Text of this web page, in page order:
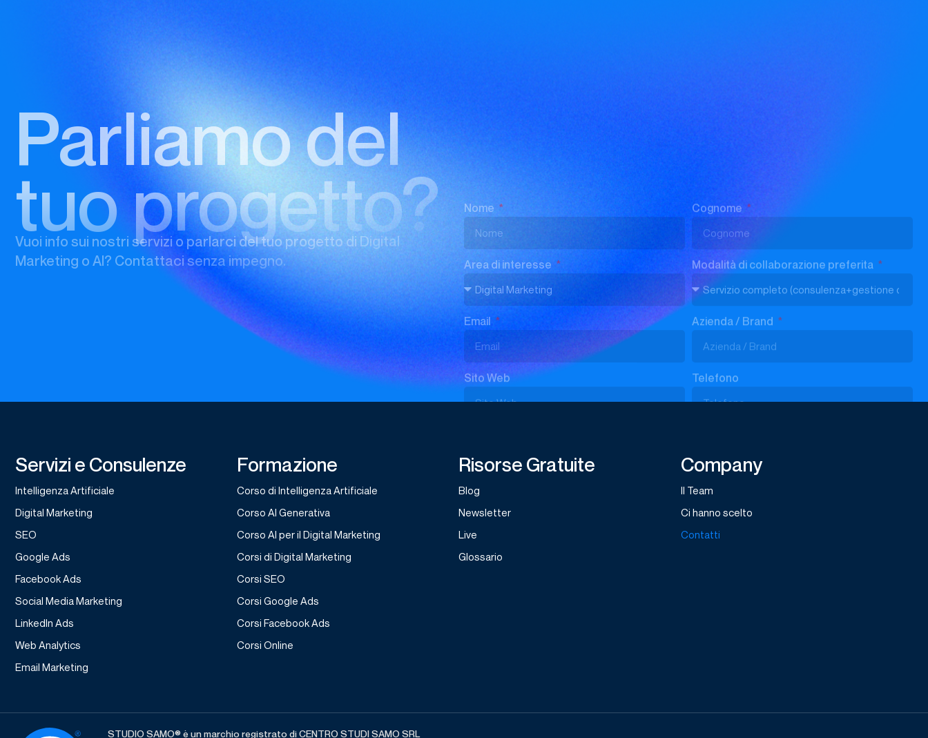
Parliamo del
tuo progetto?
Vuoi info sui nostri servizi o parlarci del tuo progetto di Digital
Marketing o AI? Contattaci senza impegno.
Sito Web
Messaggio
Sottoscrivo laPrivacy Policy di Studio Samo.
INVIA LA TUA RICHIESTA
Servizi e Consulenze
Intelligenza Artificiale
Digital Marketing
SEO
Google Ads
Facebook Ads
Social Media Marketing
LinkedIn Ads
Web Analytics
Email Marketing
Formazione
Corso di Intelligenza Artificiale
Corso AI Generativa
Corso AI per il Digital Marketing
Corsi di Digital Marketing
Corsi SEO
Corsi Google Ads
Corsi Facebook Ads
Corsi Online
Risorse Gratuite
Blog
Newsletter
Live
Glossario
Company
Il Team
Ci hanno scelto
Contatti
STUDIO SAMO® è un marchio registrato di CENTRO STUDI SAMO SRL